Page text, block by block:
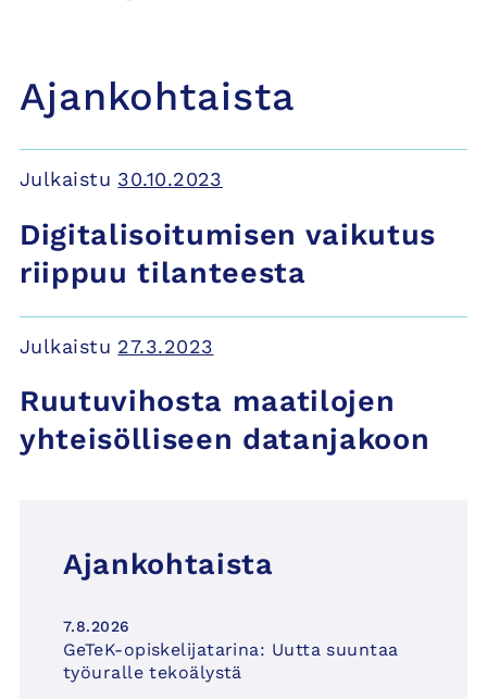
Ajankohtaista
Digitalisoitumisen vaikutus
riippuu tilanteesta
Julkaistu 30.10.2023
Ruutuvihosta maatilojen
yhteisölliseen datanjakoon
Julkaistu 27.3.2023
Ajankohtaista
7.8.2026
GeTeK-opiskelijatarina: Uutta suuntaa
työuralle tekoälystä